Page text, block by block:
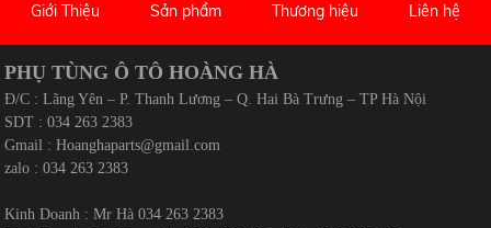
Giới Thiệu Sản phẩm Thương hiệu Liên hệ
PHỤ TÙNG Ô TÔ HOÀNG HÀ
Đ/C : Lãng Yên – P. Thanh Lương – Q. Hai Bà Trưng – TP Hà Nội
SDT : 034 263 2383
Gmail :Hoanghaparts@gmail.com
zalo : 034 263 2383
Kinh Doanh : Mr Hà 034 263 2383